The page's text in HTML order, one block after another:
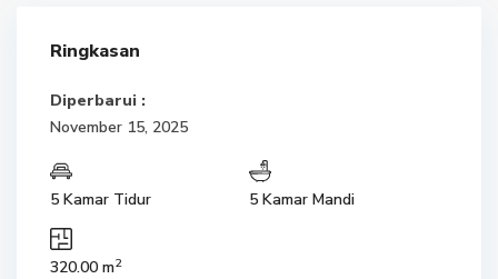
Ringkasan
Diperbarui :
November 15, 2025
5 Kamar Tidur 5 Kamar Mandi
320.00 m2